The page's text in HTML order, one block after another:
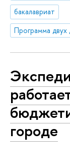
бакалавриат
городе